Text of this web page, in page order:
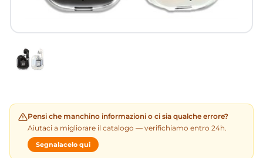
Pensi che manchino informazioni o ci sia qualche errore?
Aiutaci a migliorare il catalogo — verifichiamo entro 24h.
Segnalacelo qui